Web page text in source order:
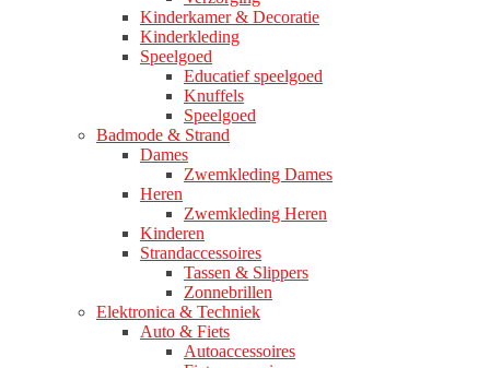
Kinderkamer & Decoratie
Kinderkleding
Speelgoed
Educatief speelgoed
Knuffels
Speelgoed
Badmode & Strand
Dames
Zwemkleding Dames
Heren
Zwemkleding Heren
Kinderen
Strandaccessoires
Tassen & Slippers
Zonnebrillen
Elektronica & Techniek
Auto & Fiets
Autoaccessoires